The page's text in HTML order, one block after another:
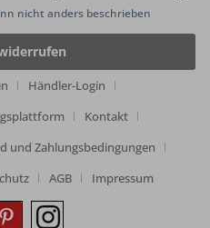
nicht anders beschrieben
Händler-Login
Kontakt
und Zahlungsbedingungen
AGB Impressum